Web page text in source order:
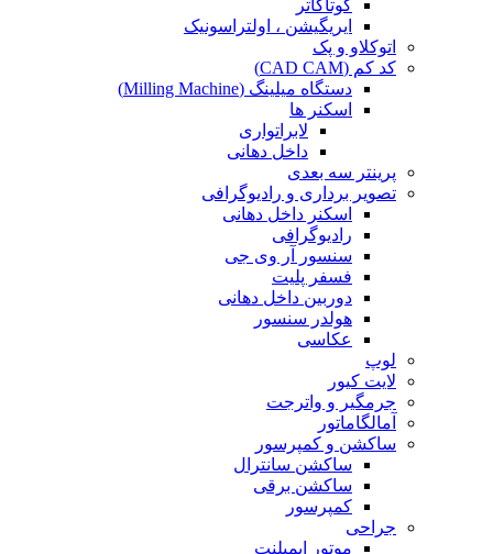
گوتاکاتر
ایریگیشن ، اولتراسونیک
اتوکلاو و پک
کد کم (CAD CAM)
دستگاه میلینگ (Milling Machine)
اسکنر ها
لابراتواری
داخل دهانی
پرینتر سه بعدی
تصویر برداری و رادیوگرافی
اسکنر داخل دهانی
رادیوگرافی
سنسور آر وی جی
فسفر پلیت
دوربین داخل دهانی
هولدر سنسور
عکاسی
لوپ
لایت کیور
جرمگیر و واترجت
آمالگاماتور
ساکشن و کمپرسور
ساکشن سانترال
ساکشن برقی
کمپرسور
جراحی
موتور ایمپلنت